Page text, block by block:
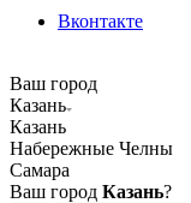
Вконтакте
Ваш город
Казань
Казань
Набережные Челны
Самара
Ваш город Казань?